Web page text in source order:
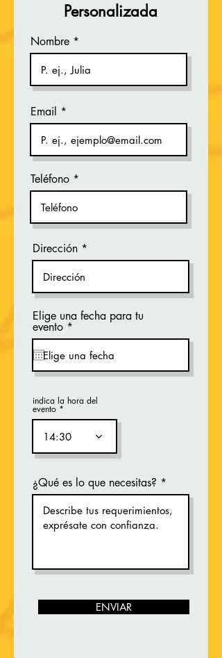
Personalizada
Nombre
Email
Teléfono
Dirección
Elige una fecha para tu
evento *
e
u
i
d
indica la hora del
evento
14:30
¿Qué es lo que necesitas?
ENVIAR